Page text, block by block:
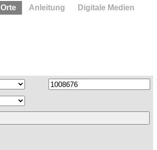
Orte Anleitung Digitale Medien